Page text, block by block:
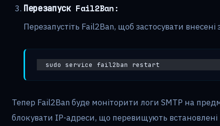
Перезапуск Fail2Ban:
Перезапустіть Fail2Ban, щоб застосувати внесені
sudo service fail2ban restart
Тепер Fail2Ban буде моніторити логи SMTP на
блокувати IP-адреси, що перевищують